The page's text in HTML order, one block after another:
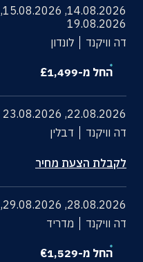
14.08.2026
,
15.08.2026
,
19.08.2026
דה וויקנד
לונדון
החל מ-1,499
£
22.08.2026
,
23.08.2026
דה וויקנד
דבלין
לקבלת הצעת מחיר
28.08.2026
,
29.08.2026
,
דה וויקנד
מדריד
החל מ-1,529
€